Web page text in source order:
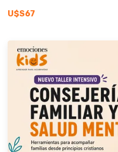
U$S67